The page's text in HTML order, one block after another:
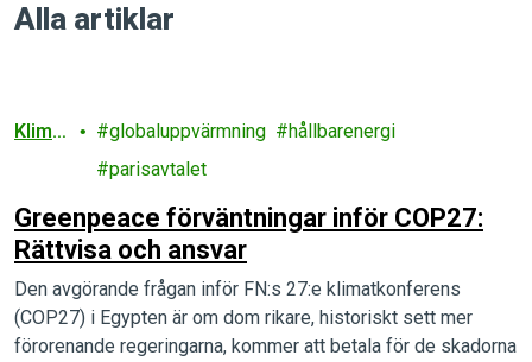
Alla artiklar
Klima
globaluppvärmning
hållbarenergi
parisavtalet
Greenpeace förväntningar inför COP27:
Rättvisa och ansvar
Den avgörande frågan inför FN:s 27:e klimatkonferens
(COP27) i Egypten är om dom rikare, historiskt sett mer
förorenande regeringarna, kommer att betala för de skadorna